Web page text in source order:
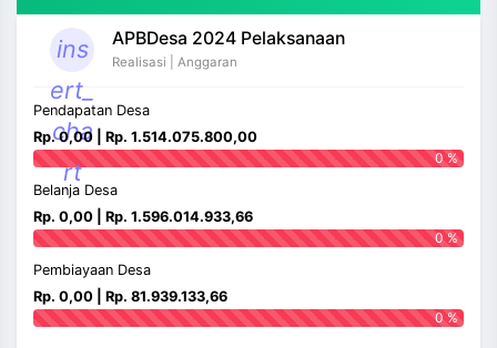
ins
ert_
cha
rt
APBDesa 2024 Pelaksanaan
Realisasi | Anggaran
Pendapatan Desa
Rp. 0,00 | Rp. 1.514.075.800,00
0 %
Belanja Desa
Rp. 0,00 | Rp. 1.596.014.933,66
0 %
Pembiayaan Desa
Rp. 0,00 | Rp. 81.939.133,66
0 %